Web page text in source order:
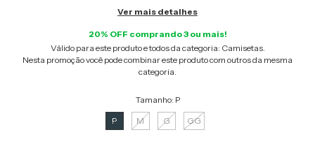
Ver mais detalhes
20% OFF comprando 3 ou mais!
Válido para este produto e todos da categoria: Camisetas.
Nesta promoção você pode combinar este produto com outros da mesma
categoria.
Tamanho: P
P
M G GG